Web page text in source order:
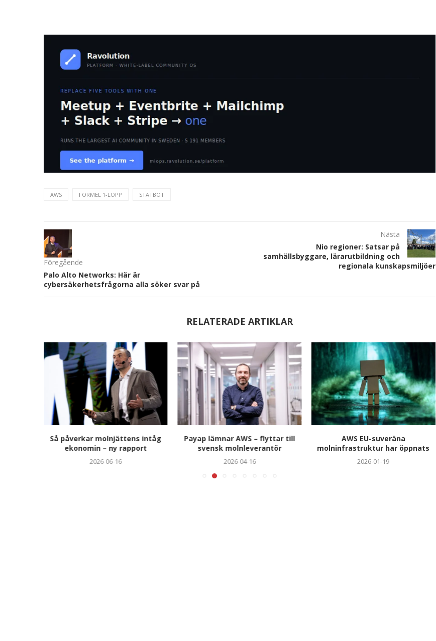
AWS FORMEL 1-LOPP STATBOT
Föregående
Palo Alto Networks: Här är
cybersäkerhetsfrågorna alla söker svar på
Nästa
Nio regioner: Satsar på
samhällsbyggare, lärarutbildning och
regionala kunskapsmiljöer
RELATERADE ARTIKLAR
Så påverkar molnjättens intåg
ekonomin – ny rapport
2026-06-16
Payap lämnar AWS – flyttar till
svensk molnleverantör
2026-04-16
AWS EU-suveräna
molninfrastruktur har öppnats
2026-01-19